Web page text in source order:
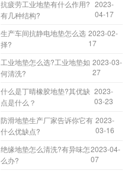
抗疲劳工业地垫有什么作用?
有几种结构?
2023-
04-17
生产车间抗静电地垫怎么选
择?
2023-02-
17
工业地垫怎么选?工业地垫如
何清洗?
2023-03-
27
什么是丁晴橡胶地垫?其优缺
点是什么？
2023-
03-23
防滑地垫生产厂家告诉你它有
什么优缺点?
2023-
03-16
绝缘地垫怎么清洗?有异味怎
么办?
2023-04-
07